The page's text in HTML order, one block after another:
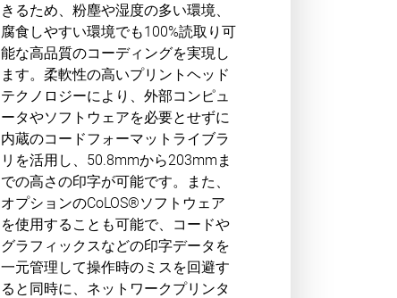
きるため、粉塵や湿度の多い環境、
腐食しやすい環境でも100%読取り可
能な高品質のコーディングを実現し
ます。柔軟性の高いプリントヘッド
テクノロジーにより、外部コンピュ
ータやソフトウェアを必要とせずに
内蔵のコードフォーマットライブラ
リを活用し、50.8mmから203mmま
での高さの印字が可能です。また、
オプションのCoLOS®ソフトウェア
を使用することも可能で、コードや
グラフィックスなどの印字データを
一元管理して操作時のミスを回避す
ると同時に、ネットワークプリンタ